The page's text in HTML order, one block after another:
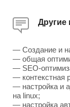
Другие
— Создание и
— общая
— SEO-
— контекстная
— настройка и
на linux;
— настройка